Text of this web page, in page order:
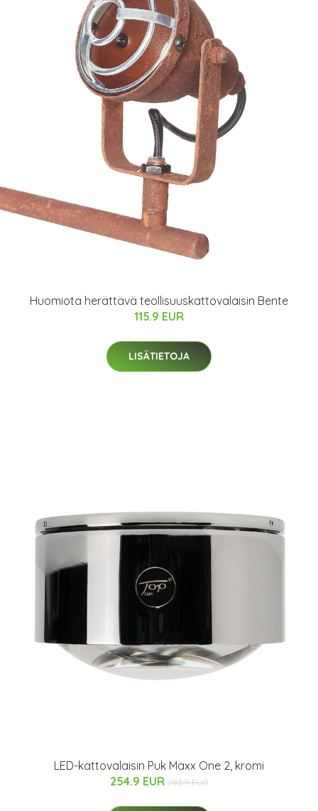
Huomiota herättävä teollisuuskattovalaisin Bente
115.9 EUR
LISÄTIETOJA
LED-kattovalaisin Puk Maxx One 2, kromi
254.9 EUR 283.9 EUR